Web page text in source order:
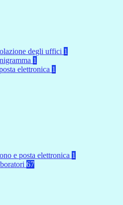
degli uffici 1
1
elettronica 1
e posta elettronica 1
67